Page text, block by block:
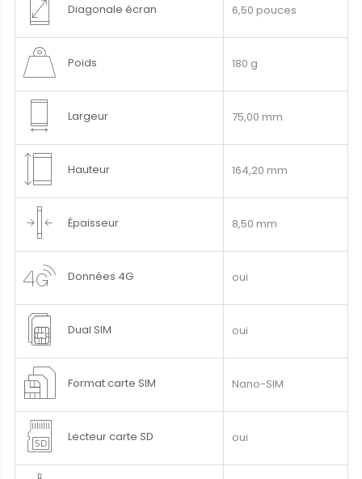
Diagonale écran 6,50 pouces
Poids 180 g
Largeur 75,00 mm
Hauteur 164,20 mm
Épaisseur 8,50 mm
Données 4G oui
Dual SIM oui
Format carte SIM Nano-SIM
Lecteur carte SD oui